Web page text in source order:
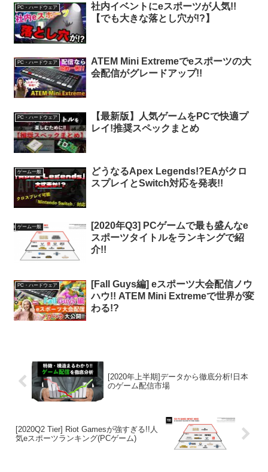
PC・ハードウェア
社内イベントにeスポーツが人気!!
【でも大きな落とし穴が!?】
PC・ハードウェア
ATEM Mini Extremeでeスポーツの大
会配信がグレードアップ!!
PC・ハードウェア
【最新版】人気ゲームをPCで快適プ
レイ!推奨スペックまとめ
ゲーム一般
どうなるApex Legends!?EAがクロ
スプレイとSwitch対応を発表!!
ゲーム一般
[2020年Q3] PCゲームで最も盛んなe
スポーツタイトルをランキングで紹
介!!
PC・ハードウェア
[Fall Guys編] eスポーツ大会配信ノウ
ハウ!! ATEM Mini Extremeで世界が変
わる!?
[2020年上半期]データから徹底分析!日本
のゲーム配信市場
[2020Q2 Tier] Riot Gamesが強すぎる!!人
気eスポーツランキング(PCゲーム)